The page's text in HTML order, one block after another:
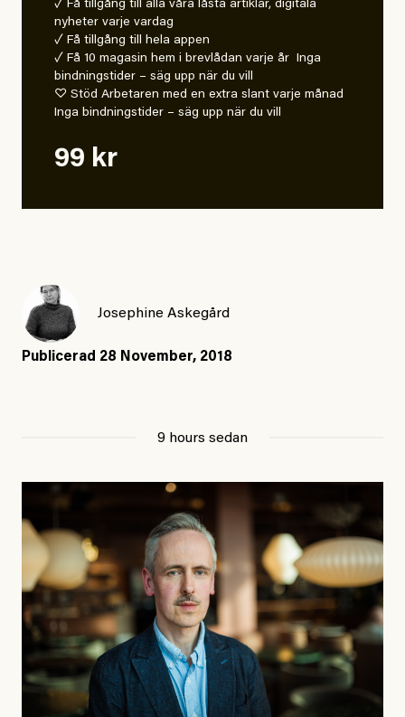
✓ Få tillgång till alla våra låsta artiklar, digitala
nyheter varje vardag
✓ Få tillgång till hela appen
✓ Få 10 magasin hem i brevlådan varje år Inga
bindningstider – säg upp när du vill
♡ Stöd Arbetaren med en extra slant varje månad
Inga bindningstider – säg upp när du vill
99 kr
Josephine Askegård
Publicerad 28 November, 2018
9 hours sedan